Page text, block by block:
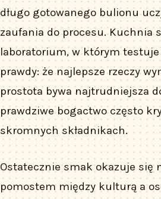
długo gotowanego bulionu
zaufania do procesu. Kuchnia
laboratorium, w którym
prawdy: że najlepsze rzeczy
prostota bywa najtrudniejsza
prawdziwe bogactwo często
skromnych składnikach.
Ostatecznie smak okazuje się
pomostem między kulturą a